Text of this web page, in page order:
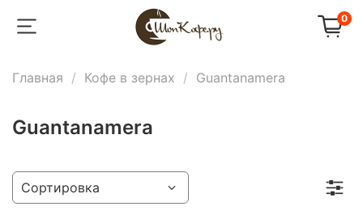
0
Главная Кофе в зернах Guantanamera
Guantanamera